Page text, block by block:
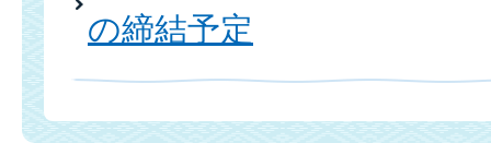
の締結予定